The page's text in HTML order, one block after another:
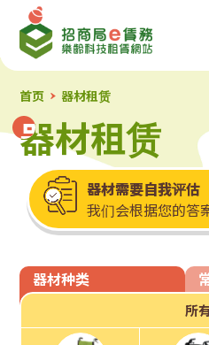
招
商
局
「e
赁
务」
乐
龄
首页 器材租赁
器材租赁
器材租赁
器材需要自我评估
我们会根据您的答
器材种类
所